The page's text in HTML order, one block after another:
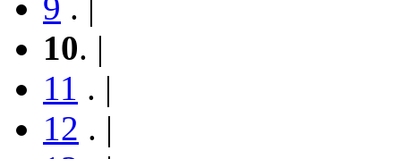
10. |
11 . |
12 . |